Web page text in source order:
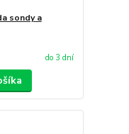
sondy a
do 3 dní